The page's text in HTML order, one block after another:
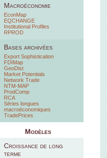
Macroéconomie
EconMap
EQCHANGE
Institutional Profiles
RPROD
Bases archivées
Export Sophistication
FDIMap
GeoDist
Market Potentials
Network Trade
NTM-MAP
ProdComp
RCA
Séries longues
macroéconomiques
TradePrices
Modèles
Croissance de long
terme